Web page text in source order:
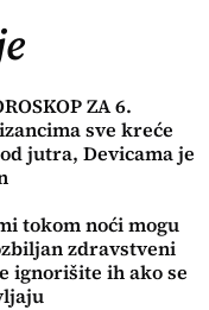
ZA 6.
sve kreće
jutra, Devicama je
tokom noći mogu
zdravstveni
ignorišite ih ako se